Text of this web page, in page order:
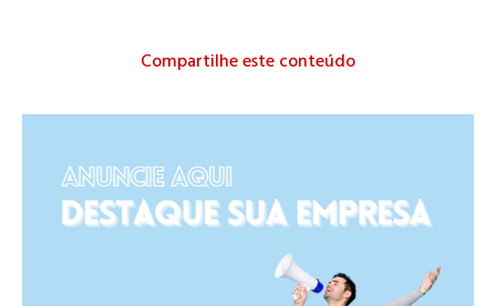
Compartilhe este conteúdo